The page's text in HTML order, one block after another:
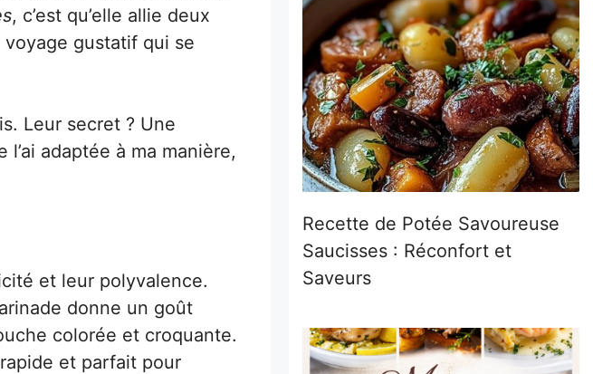
, c’est qu’elle allie deux
gustatif qui se
Leur secret ? Une
adaptée à ma manière,
et leur polyvalence.
donne un goût
colorée et croquante.
et parfait pour
Recette de Potée Savoureuse
Saucisses : Réconfort et
Saveurs